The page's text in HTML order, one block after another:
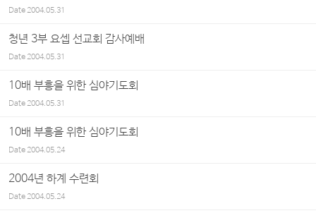
Date2004.05.31
청년 3부 요셉 선교회 감사예배
Date2004.05.31
10배 부흥을 위한 심야기도회
Date2004.05.31
10배 부흥을 위한 심야기도회
Date2004.05.24
2004년 하계 수련회
Date2004.05.24